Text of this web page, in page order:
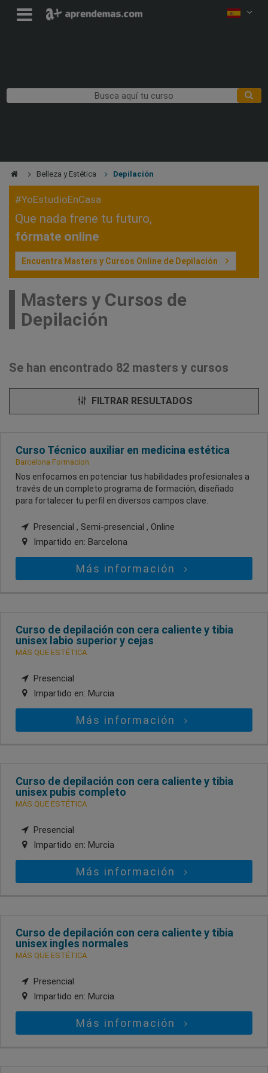
Belleza y Estética Depilación
#YoEstudioEnCasa
Que nada frene tu futuro,
fórmate online
Encuentra Masters y Cursos Online de Depilación
Masters y Cursos de
Depilación
Se han encontrado 82 masters y cursos
FILTRAR RESULTADOS
Curso Técnico auxiliar en medicina estética
Barcelona Formacion
Nos enfocamos en potenciar tus habilidades profesionales a
través de un completo programa de formación, diseñado
para fortalecer tu perfil en diversos campos clave.
Presencial , Semi-presencial , Online
Impartido en: Barcelona
Más información
Curso de depilación con cera caliente y tibia
unisex labio superior y cejas
MÁS QUE ESTÉTICA
Presencial
Impartido en: Murcia
Más información
Curso de depilación con cera caliente y tibia
unisex pubis completo
MÁS QUE ESTÉTICA
Presencial
Impartido en: Murcia
Más información
Curso de depilación con cera caliente y tibia
unisex ingles normales
MÁS QUE ESTÉTICA
Presencial
Impartido en: Murcia
Más información